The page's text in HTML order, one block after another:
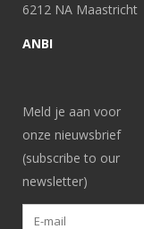
6212 NA Maastricht
ANBI
Meld je aan voor
onze nieuwsbrief
(subscribe to our
newsletter)